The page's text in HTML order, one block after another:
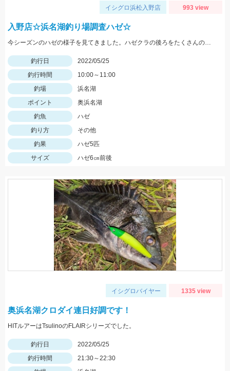
イシグロ浜松入野店 993 view
入野店☆浜名湖釣り場調査ハゼ☆
今シーズンのハゼの様子を見てきました。ハゼクラの後ろをたくさんのハゼが付いてきたので今後楽しみですよ♪今後もちょくちょく様子見てきますね。
釣行日
2022/05/25
釣行時間
10:00～11:00
釣場
浜名湖
ポイント
奥浜名湖
釣魚
ハゼ
釣り方
その他
釣果
ハゼ5匹
サイズ
ハゼ6㎝前後
イシグロバイヤー 1335 view
奥浜名湖クロダイ連日好調です！
HITルアーはTsulinoのFLAIRシリーズでした。
釣行日
2022/05/25
釣行時間
21:30～22:30